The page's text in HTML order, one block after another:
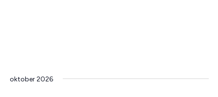
oktober 2026